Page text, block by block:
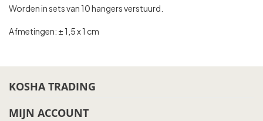
Worden in sets van 10 hangers verstuurd.
Afmetingen: ± 1,5 x 1 cm
KOSHA TRADING
MIJN ACCOUNT